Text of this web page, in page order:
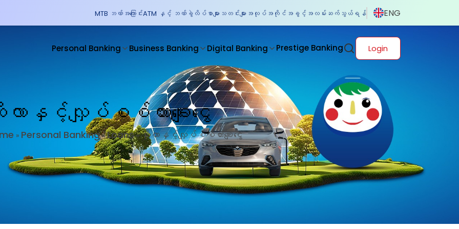
MTB ဘဏ်အကြောင်းATM နှင့် ဘဏ်ခွဲလိပ်စာများ သတင်းများ အလုပ်အကိုင်အခွင့်အလမ်း ဆက်သွယ်ရန် ENG
Personal Banking Business Banking Digital Banking Prestige Banking Login
ာနှင့်လျှပ်စစ်ကားချေးငွေ
» Personal Banking»Loans»ဆိုလာနှင့်လျှပ်စစ်ကားချေးငွေ